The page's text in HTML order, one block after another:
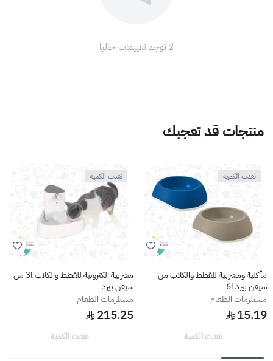
لا توجد تقييمات حاليا
منتجات قد تعجبك
نفدت الكمية
مأكلية ومشربية للقطط والكلاب من
سيفن بيرد 6l
مستلزمات الطعام
15.19
نفدت الكمية
نفدت الكمية
مشربية الكترونية للقطط والكلاب 3l من
سيفن بيرد
مستلزمات الطعام
215.25
نفدت الكمية